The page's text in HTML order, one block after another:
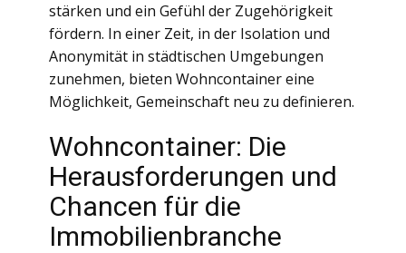
stärken und ein Gefühl der Zugehörigkeit
fördern. In einer Zeit, in der Isolation und
Anonymität in städtischen Umgebungen
zunehmen, bieten Wohncontainer eine
Möglichkeit, Gemeinschaft neu zu definieren.
Wohncontainer: Die
Herausforderungen und
Chancen für die
Immobilienbranche